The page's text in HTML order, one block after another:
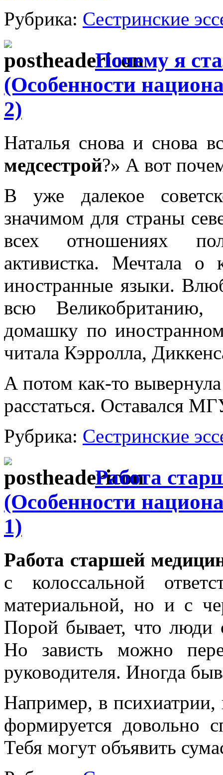
Рубрика: Сестринские
Почему я
(Особенности
2)
Наталья снова и снова
медсестрой?» А вот
В уже далекое
значимом для страны
всех отношениях
активистка. Мечтала о
иностранные языки.
всю Великобританию,
домашку по
читала Кэрролла,
А потом как-то
расстаться. Оставался
Рубрика: Сестринские
Работа
(Особенности
1)
Работа старшей
с колоссальной
материальной, но и с
Порой бывает, что люди
Но зависть можно
руководителя. Иногда
Например, в психиатрии,
формируется довольно
Тебя могут объявить